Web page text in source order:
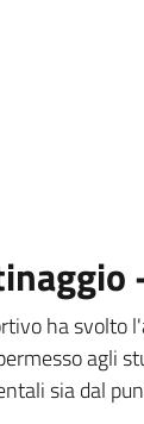
ha
agli
sia dal